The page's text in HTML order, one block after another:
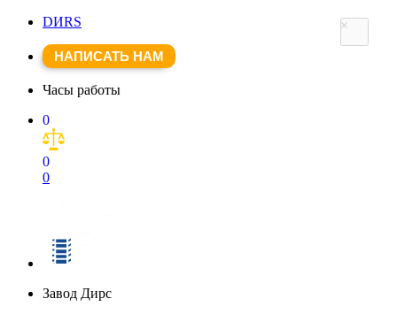
DИRS
НАПИСАТЬ НАМ
Часы работы
0
0
0
Завод Дирс
×